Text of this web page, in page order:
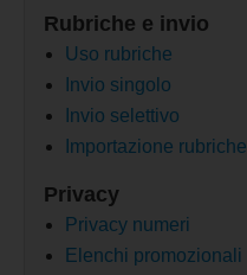
Rubriche e invio
Uso rubriche
Invio singolo
Invio selettivo
Importazione rubriche
Privacy
Privacy numeri
Elenchi promozionali